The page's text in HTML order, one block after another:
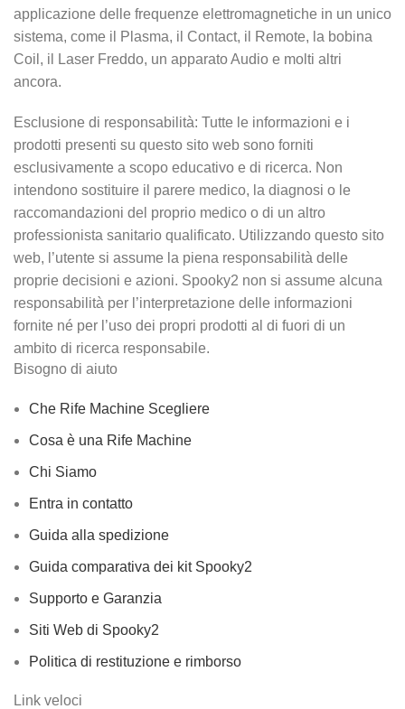
applicazione delle frequenze elettromagnetiche in un unico
sistema, come il Plasma, il Contact, il Remote, la bobina
Coil, il Laser Freddo, un apparato Audio e molti altri
ancora.
Esclusione di responsabilità: Tutte le informazioni e i
prodotti presenti su questo sito web sono forniti
esclusivamente a scopo educativo e di ricerca. Non
intendono sostituire il parere medico, la diagnosi o le
raccomandazioni del proprio medico o di un altro
professionista sanitario qualificato. Utilizzando questo sito
web, l’utente si assume la piena responsabilità delle
proprie decisioni e azioni. Spooky2 non si assume alcuna
responsabilità per l’interpretazione delle informazioni
fornite né per l’uso dei propri prodotti al di fuori di un
ambito di ricerca responsabile.
Bisogno di aiuto
Che Rife Machine Scegliere
Cosa è una Rife Machine
Chi Siamo
Entra in contatto
Guida alla spedizione
Guida comparativa dei kit Spooky2
Supporto e Garanzia
Siti Web di Spooky2
Politica di restituzione e rimborso
Link veloci